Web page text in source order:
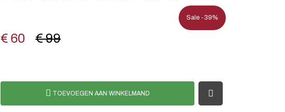
Sale -39%
€ 99
€ 60
TOEVOEGEN AAN WINKELMAND